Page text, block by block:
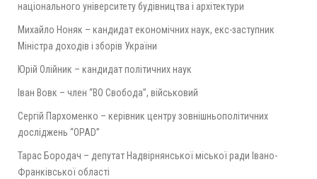
національного університету будівництва і архітектури
Михайло Ноняк – кандидат економічних наук, екс-заступник
Міністра доходів і зборів України
Юрій Олійник – кандидат політичних наук
Іван Вовк – член “ВО Свобода”, військовий
Сергій Пархоменко – керівник центру зовнішньополітичних
досліджень “OPAD”
Тарас Бородач – депутат Надвірнянської міської ради Івано-
Франківської області